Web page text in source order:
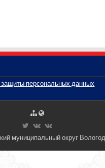
защиты персональных данных
муниципальный округ